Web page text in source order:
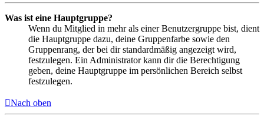
Was ist eine Hauptgruppe?
Wenn du Mitglied in mehr als einer Benutzergruppe bist, dient
die Hauptgruppe dazu, deine Gruppenfarbe sowie den
Gruppenrang, der bei dir standardmäßig angezeigt wird,
festzulegen. Ein Administrator kann dir die Berechtigung
geben, deine Hauptgruppe im persönlichen Bereich selbst
festzulegen.
Nach oben